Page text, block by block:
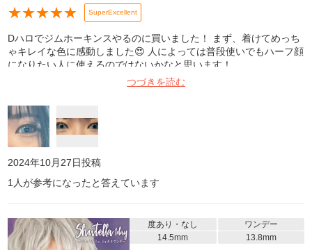
★★★★★ SuperExcellent
Dハロでジムホーキンスやるのに買いました！ まず、着けてめっち
ゃキレイな色に感動しました😍 人によっては普段使いでもハーフ顔
になりたい人に使えるのではないかなと思います！
つづきを読む
2024年10月27日投稿
1 人が参考になったと答えています
度あり・なし
ワンデー
14.5mm
13.8mm